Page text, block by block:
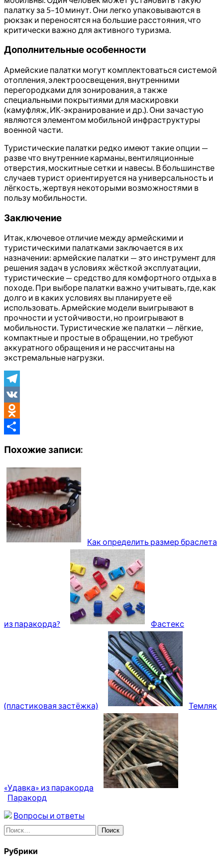
палатку за 5–10 минут. Они легко упаковываются в
рюкзак и переносятся на большие расстояния, что
критически важно для активного туризма.
Дополнительные особенности
Армейские палатки могут комплектоваться системой
отопления, электроосвещения, внутренними
перегородками для зонирования, а также
специальными покрытиями для маскировки
(камуфляж, ИК-экранирование и др.). Они зачастую
являются элементом мобильной инфраструктуры
военной части.
Туристические палатки редко имеют такие опции —
разве что внутренние карманы, вентиляционные
отверстия, москитные сетки и навесы. В большинстве
случаев турист ориентируется на универсальность и
лёгкость, жертвуя некоторыми возможностями в
пользу мобильности.
Заключение
Итак, ключевое отличие между армейскими и
туристическими палатками заключается в их
назначении: армейские палатки — это инструмент для
решения задач в условиях жёсткой эксплуатации,
туристические — средство для комфортного отдыха в
походе. При выборе палатки важно учитывать, где, как
долго и в каких условиях вы планируете её
использовать. Армейские модели выигрывают в
прочности и устойчивости, но проигрывают в
мобильности. Туристические же палатки — лёгкие,
компактные и простые в обращении, но требуют
аккуратного обращения и не рассчитаны на
экстремальные нагрузки.
Telegram
VK
Odnoklassniki
Похожие записи:
Как определить размер браслета
из паракорда? Фастекс
(пластиковая застёжка) Темляк
«Удавка» из паракорда
Паракорд
Вопросы и ответы
Найти:
Рубрики